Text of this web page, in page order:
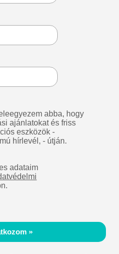
abba, hogy
ajánlatokat és friss
eszközök -
hírlevél, - útján.
adataim
»